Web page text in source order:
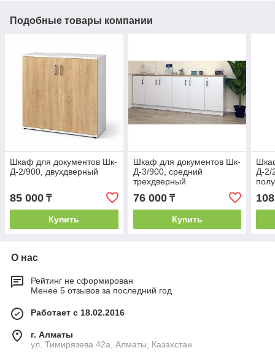
Подобные товары компании
Шкаф для документов Шк-
Д-2/900, двухдверный
85 000 ₸
Купить
Шкаф для документов Шк-
Д-3/900, средний
трехдверный
76 000₸
Купить
Д-2/
О нас
Рейтинг не сформирован
Менее 5 отзывов за последний год
Работает с 18.02.2016
г. Алматы
ул. Тимирязева 42а, Алматы, Казахстан